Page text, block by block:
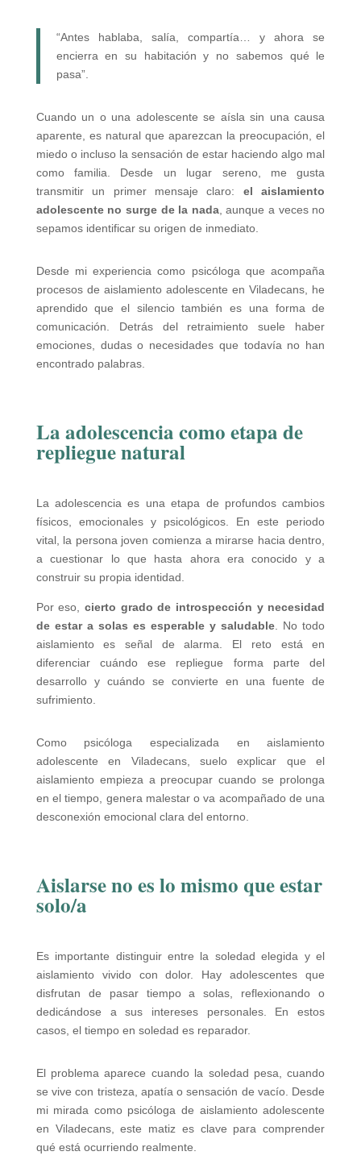
“Antes hablaba, salía, compartía… y ahora se
encierra en su habitación y no sabemos qué le
pasa”.
Cuando un o una adolescente se aísla sin una causa
aparente, es natural que aparezcan la preocupación, el
miedo o incluso la sensación de estar haciendo algo mal
como familia. Desde un lugar sereno, me gusta
transmitir un primer mensaje claro: el aislamiento
adolescente no surge de la nada, aunque a veces no
sepamos identificar su origen de inmediato.
Desde mi experiencia como psicóloga que acompaña
procesos de aislamiento adolescente en Viladecans, he
aprendido que el silencio también es una forma de
comunicación. Detrás del retraimiento suele haber
emociones, dudas o necesidades que todavía no han
encontrado palabras.
La adolescencia como etapa de
repliegue natural
La adolescencia es una etapa de profundos cambios
físicos, emocionales y psicológicos. En este periodo
vital, la persona joven comienza a mirarse hacia dentro,
a cuestionar lo que hasta ahora era conocido y a
construir su propia identidad.
Por eso,cierto grado de introspección y necesidad
de estar a solas es esperable y saludable . No todo
aislamiento es señal de alarma. El reto está en
diferenciar cuándo ese repliegue forma parte del
desarrollo y cuándo se convierte en una fuente de
sufrimiento.
Como psicóloga especializada en aislamiento
adolescente en Viladecans, suelo explicar que el
aislamiento empieza a preocupar cuando se prolonga
en el tiempo, genera malestar o va acompañado de una
desconexión emocional clara del entorno.
Aislarse no es lo mismo que estar
solo/a
Es importante distinguir entre la soledad elegida y el
aislamiento vivido con dolor. Hay adolescentes que
disfrutan de pasar tiempo a solas, reflexionando o
dedicándose a sus intereses personales. En estos
casos, el tiempo en soledad es reparador.
El problema aparece cuando la soledad pesa, cuando
se vive con tristeza, apatía o sensación de vacío. Desde
mi mirada como psicóloga de aislamiento adolescente
en Viladecans, este matiz es clave para comprender
qué está ocurriendo realmente.